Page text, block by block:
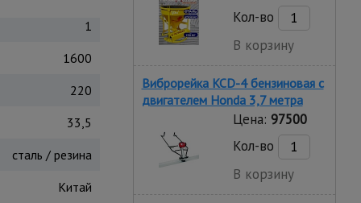
1
1600
220
33,5
сталь / резина
Китай
Кол-во
В корзину
Виброрейка KCD-4 бензиновая с
двигателем Honda 3,7 метра
Цена: 97500
Кол-во
В корзину